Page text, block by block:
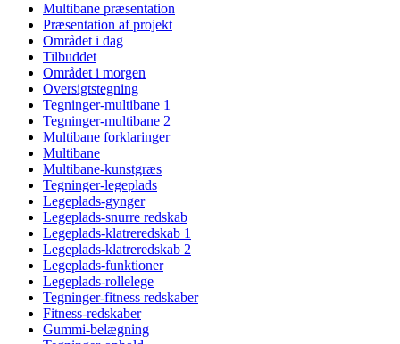
Multibane præsentation
Præsentation af projekt
Området i dag
Tilbuddet
Området i morgen
Oversigtstegning
Tegninger-multibane 1
Tegninger-multibane 2
Multibane forklaringer
Multibane
Multibane-kunstgræs
Tegninger-legeplads
Legeplads-gynger
Legeplads-snurre redskab
Legeplads-klatreredskab 1
Legeplads-klatreredskab 2
Legeplads-funktioner
Legeplads-rollelege
Tegninger-fitness redskaber
Fitness-redskaber
Gummi-belægning